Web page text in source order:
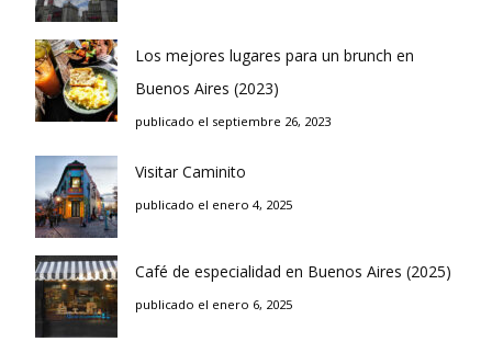
Los mejores lugares para un brunch en
Buenos Aires (2023)
publicado el septiembre 26, 2023
Visitar Caminito
publicado el enero 4, 2025
Café de especialidad en Buenos Aires (2025)
publicado el enero 6, 2025